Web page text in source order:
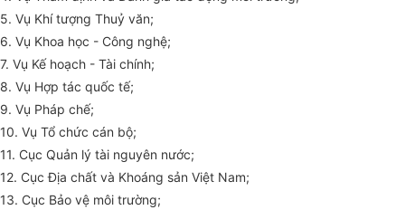
5. Vụ Khí tượng Thuỷ văn;
6. Vụ Khoa học - Công nghệ;
7. Vụ Kế hoạch - Tài chính;
8. Vụ Hợp tác quốc tế;
9. Vụ Pháp chế;
10. Vụ Tổ chức cán bộ;
11. Cục Quản lý tài nguyên nước;
12. Cục Địa chất và Khoáng sản Việt Nam;
13. Cục Bảo vệ môi trường;